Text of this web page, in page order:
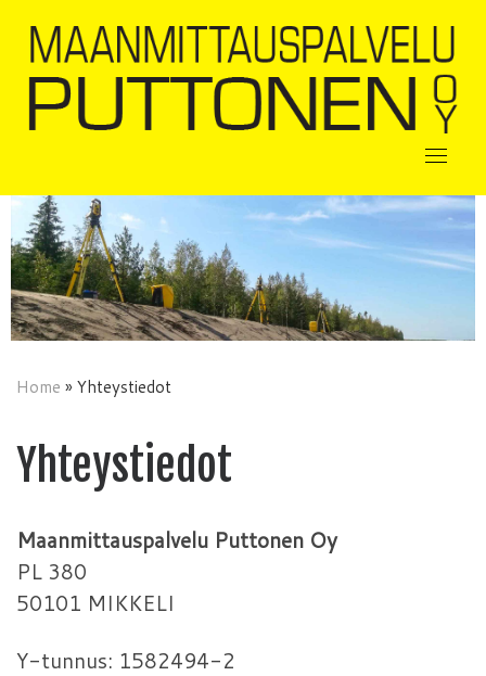
content
Home »Yhteystiedot
Yhteystiedot
Maanmittauspalvelu Puttonen Oy
PL 380
50101 MIKKELI
Y-tunnus: 1582494-2